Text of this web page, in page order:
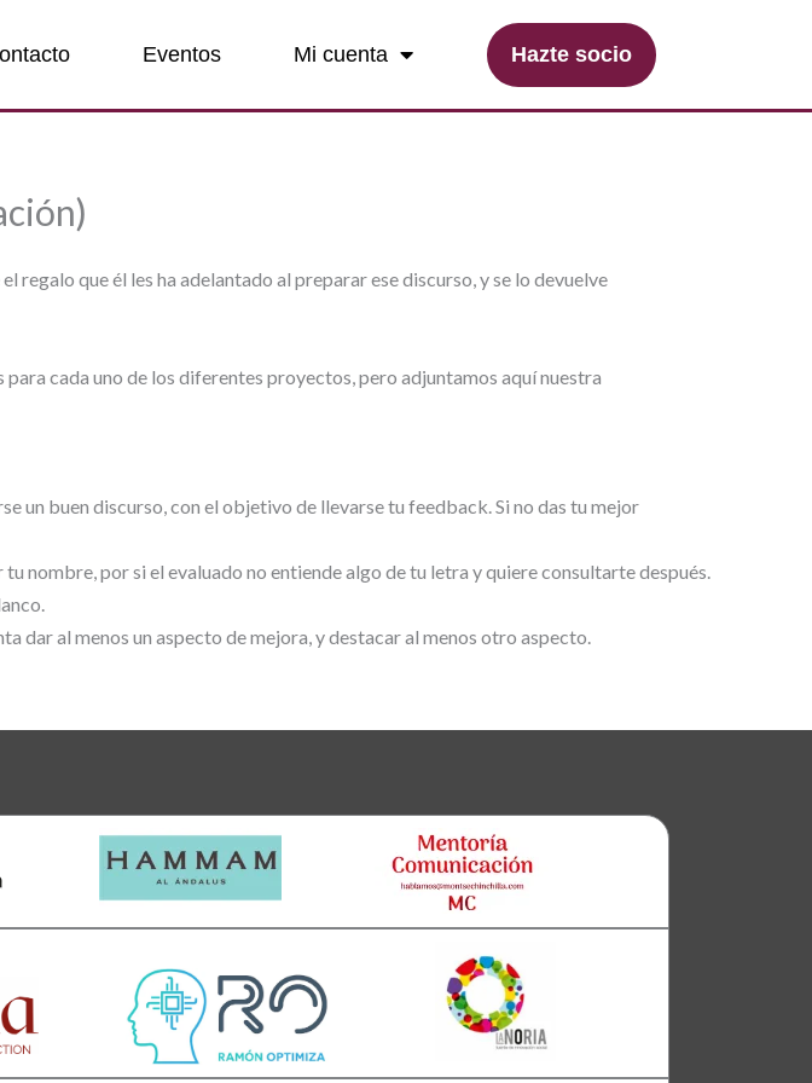
Eventos Mi cuenta Hazte socio
regalo que él les ha adelantado al preparar ese discurso, y se lo devuelve
cada uno de los diferentes proyectos, pero adjuntamos aquí nuestra
un buen discurso, con el objetivo de llevarse tu feedback. Si no das tu mejor
nombre, por si el evaluado no entiende algo de tu letra y quiere consultarte después.
dar al menos un aspecto de mejora, y destacar al menos otro aspecto.
Clara